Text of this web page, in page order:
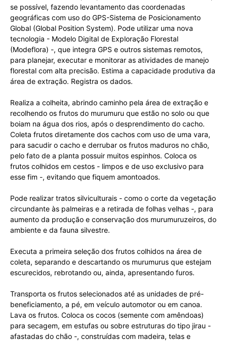
se possível, fazendo levantamento das coordenadas
geográficas com uso do GPS-Sistema de Posicionamento
Global (Global Position System). Pode utilizar uma nova
tecnologia - Modelo Digital de Exploração Florestal
(Modeflora) -, que integra GPS e outros sistemas remotos,
para planejar, executar e monitorar as atividades de manejo
florestal com alta precisão. Estima a capacidade produtiva da
área de extração. Registra os dados.
Realiza a colheita, abrindo caminho pela área de extração e
recolhendo os frutos do murumuru que estão no solo ou que
boiam na água dos rios, após o desprendimento do cacho.
Coleta frutos diretamente dos cachos com uso de uma vara,
para sacudir o cacho e derrubar os frutos maduros no chão,
pelo fato de a planta possuir muitos espinhos. Coloca os
frutos colhidos em cestos - limpos e de uso exclusivo para
esse fim -, evitando que fiquem amontoados.
Pode realizar tratos silviculturais - como o corte da vegetação
circundante às palmeiras e a retirada de folhas velhas -, para
aumento da produção e conservação dos murumuruzeiros, do
ambiente e da fauna silvestre.
Executa a primeira seleção dos frutos colhidos na área de
coleta, separando e descartando os murumurus que estejam
escurecidos, rebrotando ou, ainda, apresentando furos.
Transporta os frutos selecionados até as unidades de pré-
beneficiamento, a pé, em veículo automotor ou em canoa.
Lava os frutos. Coloca os cocos (semente com amêndoas)
para secagem, em estufas ou sobre estruturas do tipo jirau -
afastadas do chão -, construídas com madeira, telas e